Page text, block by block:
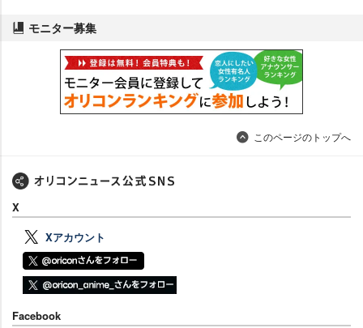
モニター募集
このページのトップへ
X
Xアカウント
Facebook